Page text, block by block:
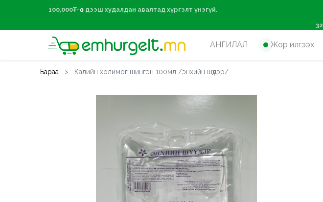
100,000₮-өөс дээш худалдан
АНГИЛАЛ Жор илгээх
Бараа Калийн холимог шингэн 100мл /энхийн шүүдэр/